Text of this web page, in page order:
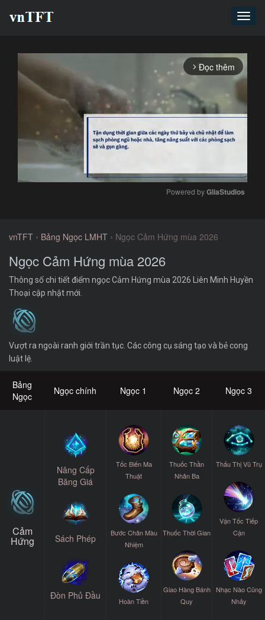
arrow_forward_ios Đọc thêm
Powered by GliaStudios
vnTFT › Bảng Ngọc LMHT › Ngọc Cảm Hứng mùa 2026
Ngọc Cảm Hứng mùa 2026
Thông số chi tiết điểm ngọc Cảm Hứng mùa 2026 Liên Minh Huyền
Thoại cập nhật mới.
Vượt ra ngoài ranh giới trần tục. Các công cụ sáng tạo và bẻ cong
luật lệ.
Bảng
Ngọc
Ngọc chính Ngọc 1 Ngọc 2 Ngọc 3
Cảm
Hứng
Nâng Cấp
Băng Giá
Sách Phép
Đòn Phủ Đầu
Tốc Biến Ma
Thuật
Bước Chân Màu
Nhiệm
Hoàn Tiền
Thuốc Thần
Nhân Ba
Thuốc Thời Gian
Giao Hàng Bánh
Quy
Thấu Thị Vũ Trụ
Vận Tốc Tiếp
Cận
Nhạc Nào Cũng
Nhảy